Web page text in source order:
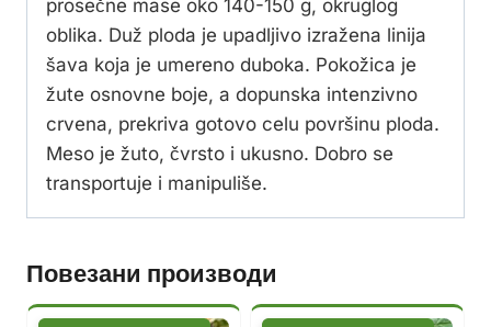
prosečne mase oko 140-150 g, okruglog
oblika. Duž ploda je upadljivo izražena linija
šava koja je umereno duboka. Pokožica je
žute osnovne boje, a dopunska intenzivno
crvena, prekriva gotovo celu površinu ploda.
Meso je žuto, čvrsto i ukusno. Dobro se
transportuje i manipuliše.
Повезани производи